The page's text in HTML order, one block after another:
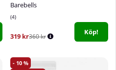
Barebells
4
319 kr360 kr
Köp!
10